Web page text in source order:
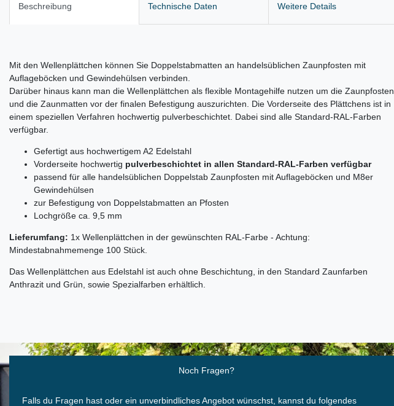
Beschreibung Technische Daten Weitere Details
Mit den Wellenplättchen können Sie Doppelstabmatten an handelsüblichen Zaunpfosten mit
Auflageböcken und Gewindehülsen verbinden.
Darüber hinaus kann man die Wellenplättchen als flexible Montagehilfe nutzen um die Zaunpfosten
und die Zaunmatten vor der finalen Befestigung auszurichten. Die Vorderseite des Plättchens ist in
einem speziellen Verfahren hochwertig pulverbeschichtet. Dabei sind alle Standard-RAL-Farben
verfügbar.
Gefertigt aus hochwertigem A2 Edelstahl
Vorderseite hochwertig pulverbeschichtet in allen Standard-RAL-Farben verfügbar
passend für alle handelsüblichen Doppelstab Zaunpfosten mit Auflageböcken und M8er
Gewindehülsen
zur Befestigung von Doppelstabmatten an Pfosten
Lochgröße ca. 9,5 mm
Lieferumfang: 1x Wellenplättchen in der gewünschten RAL-Farbe - Achtung:
Mindestabnahmemenge 100 Stück.
Das Wellenplättchen aus Edelstahl ist auch ohne Beschichtung, in den Standard Zaunfarben
Anthrazit und Grün, sowie Spezialfarben erhältlich.
Noch Fragen?
Falls du Fragen hast oder ein unverbindliches Angebot wünschst, kannst du folgendes
Ceres::Template.mailFormHoneypotLabel